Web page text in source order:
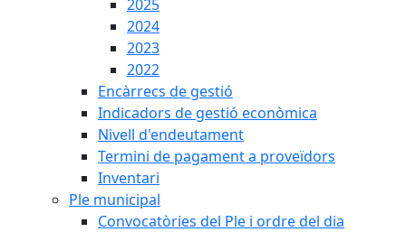
2025
2024
2023
2022
Encàrrecs de gestió
Indicadors de gestió econòmica
Nivell d'endeutament
Termini de pagament a proveïdors
Inventari
Ple municipal
Convocatòries del Ple i ordre del dia